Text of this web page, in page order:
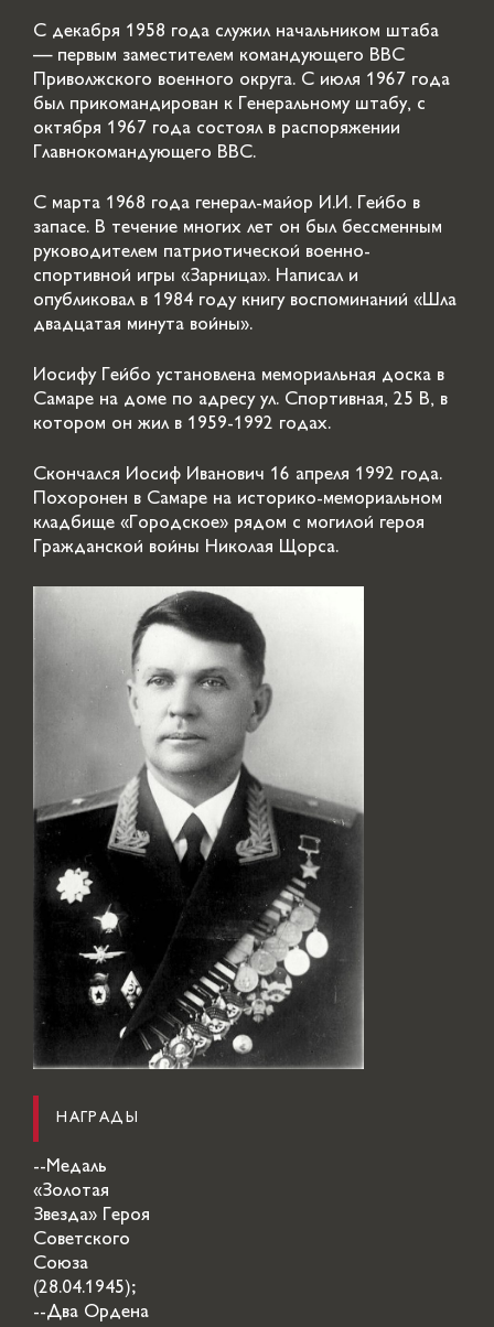
С декабря 1958 года служил начальником штаба
— первым заместителем командующего ВВС
Приволжского военного округа. С июля 1967 года
был прикомандирован к Генеральному штабу, с
октября 1967 года состоял в распоряжении
Главнокомандующего ВВС.
С марта 1968 года генерал-майор И.И. Гейбо в
запасе. В течение многих лет он был бессменным
руководителем патриотической военно-
спортивной игры «Зарница». Написал и
опубликовал в 1984 году книгу воспоминаний «Шла
двадцатая минута войны».
Иосифу Гейбо установлена мемориальная доска в
Самаре на доме по адресу ул. Спортивная, 25 В, в
котором он жил в 1959-1992 годах.
Скончался Иосиф Иванович 16 апреля 1992 года.
Похоронен в Самаре на историко-мемориальном
кладбище «Городское» рядом с могилой героя
Гражданской войны Николая Щорса.
НАГРАДЫ
--Медаль
«Золотая
Звезда» Героя
Советского
Союза
(28.04.1945);
--Два Ордена